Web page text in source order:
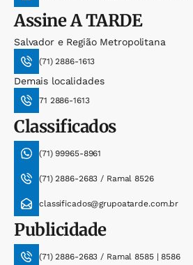
AssineA TARDE
Salvador e Região Metropolitana
(71) 2886-1613
Demais localidades
71 2886-1613
Classificados
(71) 99965-8961
(71) 2886-2683 / Ramal 8526
classificados@grupoatarde.com.br
Publicidade
(71) 2886-2683 / Ramal 8585 | 8586